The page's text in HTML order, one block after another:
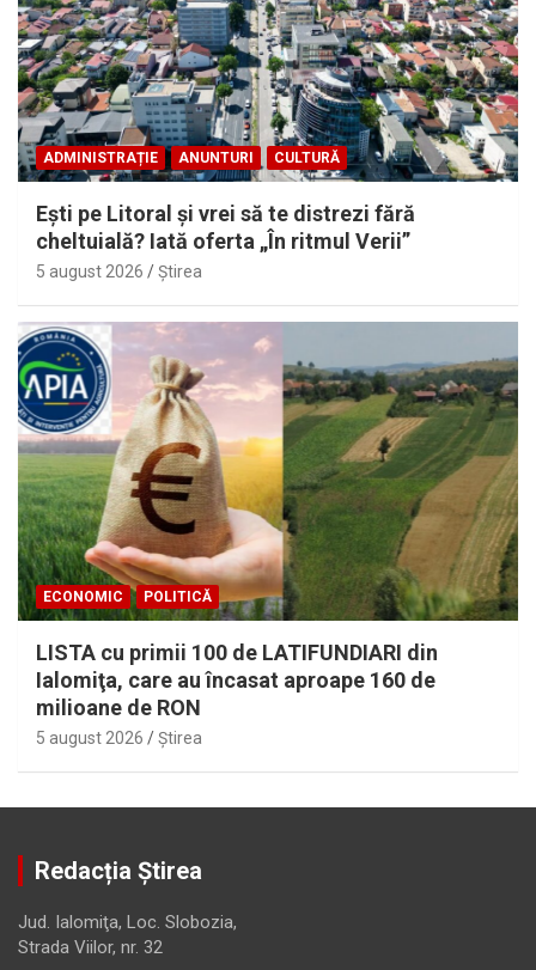
ADMINISTRAȚIE ANUNTURI CULTURĂ
Eşti pe Litoral şi vrei să te distrezi fără
cheltuială? Iată oferta „În ritmul Verii”
5 august 2026 Ştirea
ECONOMIC POLITICĂ
LISTA cu primii 100 de LATIFUNDIARI din
Ialomiţa, care au încasat aproape 160 de
milioane de RON
5 august 2026 Ştirea
Redacția Știrea
Jud. Ialomiţa, Loc. Slobozia,
Strada Viilor, nr. 32